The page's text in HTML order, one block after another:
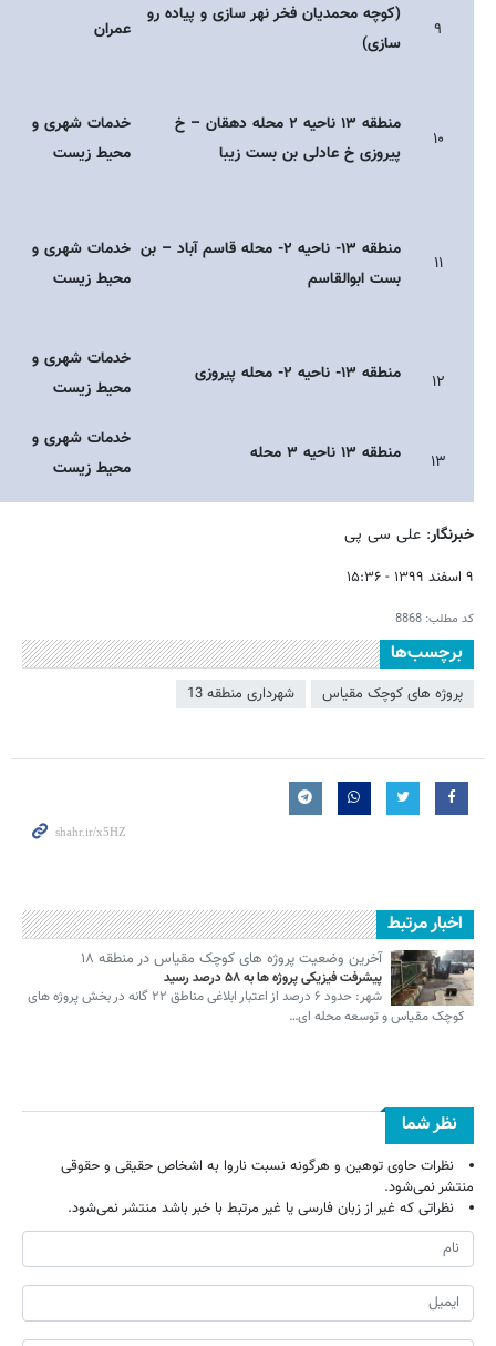
۹
(کوچه محمدیان فخر نهر سازی و پیاده رو
سازی)
عمران
۱۰
منطقه ۱۳ ناحیه ۲ محله دهقان – خ
پیروزی خ عادلی بن بست زیبا
خدمات شهری و
محیط زیست
۱۱
منطقه ۱۳- ناحیه ۲- محله قاسم آباد – بن
بست ابوالقاسم
خدمات شهری و
محیط زیست
۱۲ منطقه ۱۳- ناحیه ۲- محله پیروزی
خدمات شهری و
محیط زیست
۱۳ منطقه ۱۳ ناحیه ۳ محله
خدمات شهری و
محیط زیست
خبرنگار: علی سی پی
۹ اسفند ۱۳۹۹ - ۱۵:۳۶
کد مطلب: 8868
برچسب‌ها
پروژه های کوچک مقیاس شهرداری منطقه 13
اخبار مرتبط
آخرین وضعیت پروژه های کوچک مقیاس در منطقه ۱۸
پیشرفت فیزیکی پروژه ها به ۵۸ درصد رسید
شهر: حدود ۶ درصد از اعتبار ابلاغی مناطق ۲۲ گانه در بخش پروژه های
کوچک مقیاس و توسعه محله ای…
نظر شما
نظرات حاوی توهین و هرگونه نسبت ناروا به اشخاص حقیقی و حقوقی
منتشر نمی‌شود.
نظراتی که غیر از زبان فارسی یا غیر مرتبط با خبر باشد منتشر نمی‌شود.